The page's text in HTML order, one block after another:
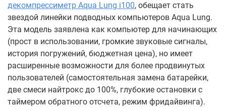
декомпрессиметр Aqua Lung i100, обещает стать
звездой линейки подводных компьютеров Aqua Lung.
Эта модель заявлена как компьютер для начинающих
(прост в использовании, громкие звуковые сигналы,
история погружений, бюджетная цена), но имеет
расширенные возможности для более продвинутых
пользователей (самостоятельная замена батарейки,
две смеси найтрокс до 100%, глубокие остановки с
таймером обратного отсчета, режим фридайвинга).